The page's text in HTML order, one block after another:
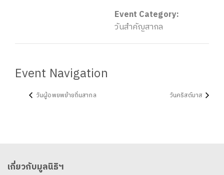
Event Category:
วันสำคัญสากล
Event Navigation
วันผู้อพยพย้ายถิ่นสากล วันคริสต์มาส
เกี่ยวกับมูลนิธิฯ